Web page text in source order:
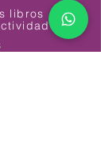
libros